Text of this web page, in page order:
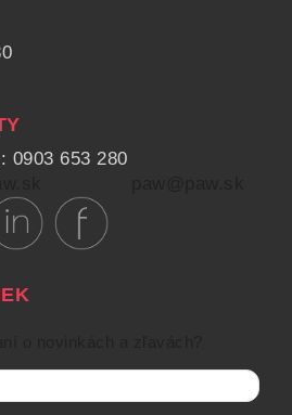
0903 653 280